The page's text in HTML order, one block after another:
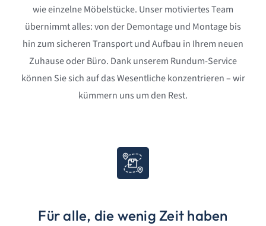
hin zum sicheren Transport und Aufbau in Ihrem neuen
Zuhause oder Büro. Dank unserem Rundum-Service
können Sie sich auf das Wesentliche konzentrieren – wir
kümmern uns um den Rest.
Für alle, die wenig Zeit haben
.